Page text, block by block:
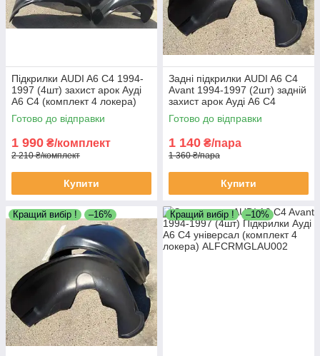
Підкрилки AUDI A6 C4 1994-
1997 (4шт) захист арок Ауді
А6 С4 (комплект 4 локера)
Готово до відправки
1 990 ₴/комплект
2 210 ₴/комплект
Купити
Задні підкрилки AUDI A6 C4
Avant 1994-1997 (2шт) задній
захист арок Ауді А6 С4
універсал пара задніх локерів
Готово до відправки
1 140 ₴/пара
1 360 ₴/пара
Купити
Кращий вибір ! –16% Кращий вибір ! –10%